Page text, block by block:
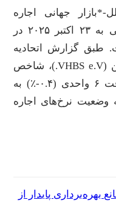
جهانی اجاره
کشتی‌های کانتینری در هفته منتهی به ۲۳ اکتبر ۲۰۲۵ در
طبق گزارش اتحادیه
کارگزاران کشتی هامبورگ و برمن (VHBS e.V.)، شاخص
New ConTex در پایان هفته با افت ۶ واحدی (۰.۴-٪) به
وضعیت نرخ‌های اجاره